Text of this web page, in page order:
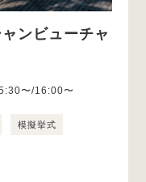
ンビューチャ
〜/16:00〜
模擬挙式